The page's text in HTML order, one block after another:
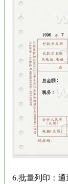
6.批量列印：